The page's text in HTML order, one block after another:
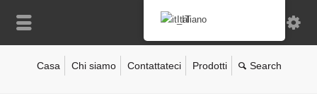
Casa Chi siamo Contattateci Prodotti
Italiano